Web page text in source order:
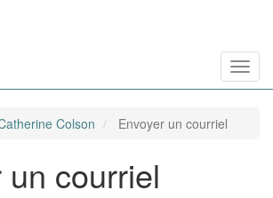
Colson Envoyer un courriel
un courriel